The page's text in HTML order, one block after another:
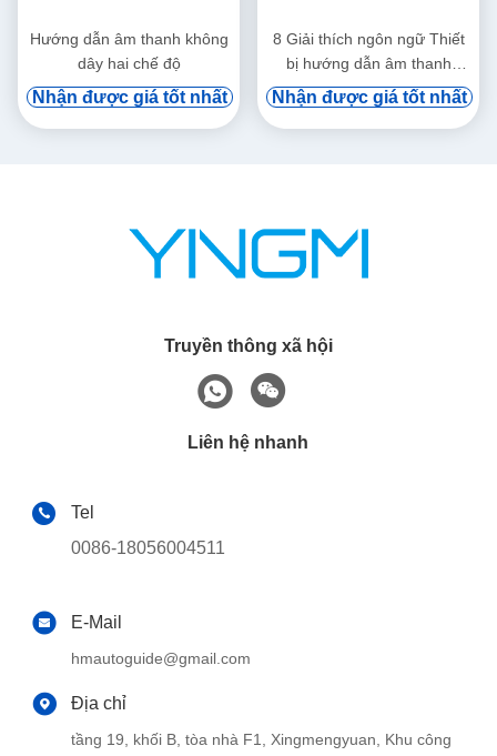
Hướng dẫn âm thanh không
dây hai chế độ
Nhận được giá tốt nhất
8 Giải thích ngôn ngữ Thiết
bị hướng dẫn âm thanh
Công nghệ RFID
Nhận được giá tốt nhất
Truyền thông xã hội
Liên hệ nhanh
Tel
0086-18056004511
E-Mail
hmautoguide@gmail.com
Địa chỉ
tầng 19, khối B, tòa nhà F1, Xingmengyuan, Khu công